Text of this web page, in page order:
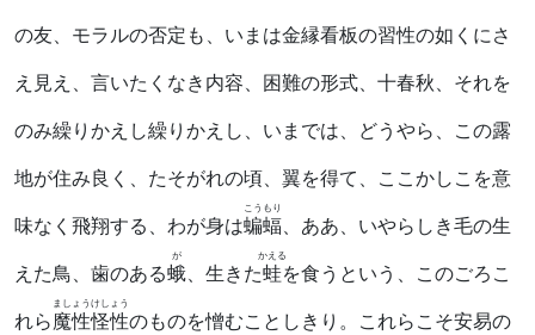
の友、モラルの否定も、いまは金縁看板の習性の如くにさ
え見え、言いたくなき内容、困難の形式、十春秋、それを
のみ繰りかえし繰りかえし、いまでは、どうやら、この露
地が住み良く、たそがれの頃、翼を得て、ここかしこを意
味なく飛翔する、わが身は蝙蝠
こうもり
、ああ、いやらしき毛の生
えた鳥、歯のある蛾
が
、生きた蛙
かえる
を食うという、このごろこ
れら魔性
ましょう
怪性
けしょう
のものを憎むことしきり。これらこそ安易の